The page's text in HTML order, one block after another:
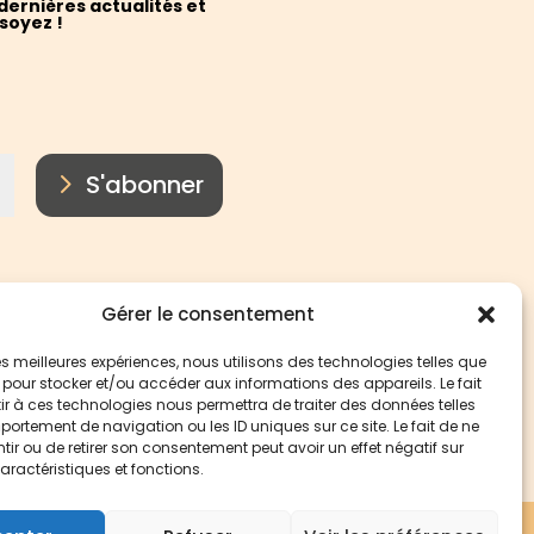
Gérer le consentement
meilleures expériences, nous utilisons des technologies telles que
stocker et/ou accéder aux informations des appareils. Le fait
à ces technologies nous permettra de traiter des données telles
de navigation ou les ID uniques sur ce site. Le fait de ne
ou de retirer son consentement peut avoir un effet négatif sur
et fonctions.
actualités et
!
S'abonner